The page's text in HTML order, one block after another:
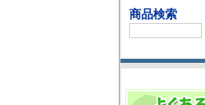
商品検索